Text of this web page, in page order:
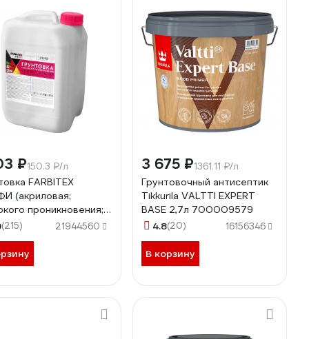
₽150.3 ₽/л
FARBITEX
(акриловая;
проникновения;
4300002310
(215) 21944560
3 675 ₽1361.11 ₽/л
Грунтовочный антисептик
Tikkurila VALTTI EXPERT
BASE 2,7л 700009579
4.8(20) 16156346
В корзину